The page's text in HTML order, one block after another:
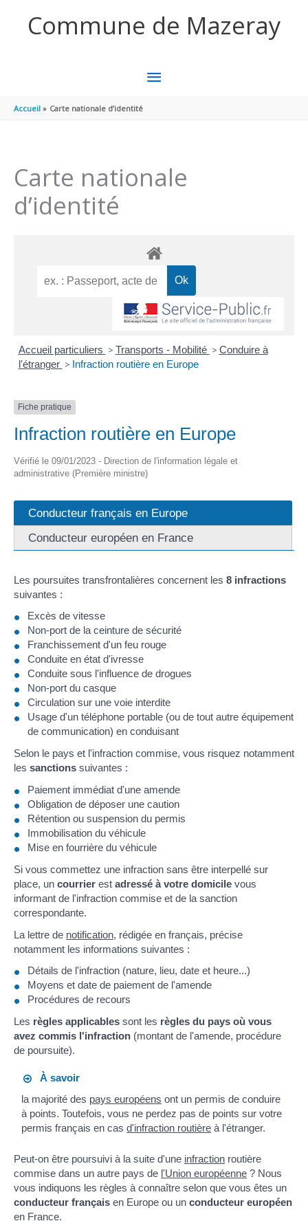
Commune de Mazeray
MENU
Accueil Carte nationale d’identité
Carte nationale
d’identité
Accueil particuliers > Transports - Mobilité > Conduire à
l'étranger > Infraction routière en Europe
Fiche pratique
Infraction routière en Europe
Vérifié le 09/01/2023 - Direction de l'information légale et
administrative (Première ministre)
Conducteur français en Europe
Conducteur européen en France
Les poursuites transfrontalières concernent les 8 infractions
suivantes :
Excès de vitesse
Non-port de la ceinture de sécurité
Franchissement d'un feu rouge
Conduite en état d'ivresse
Conduite sous l'influence de drogues
Non-port du casque
Circulation sur une voie interdite
Usage d'un téléphone portable (ou de tout autre équipement
de communication) en conduisant
Selon le pays et l'infraction commise, vous risquez notamment
les sanctions suivantes :
Paiement immédiat d'une amende
Obligation de déposer une caution
Rétention ou suspension du permis
Immobilisation du véhicule
Mise en fourrière du véhicule
Si vous commettez une infraction sans être interpellé sur
place, un courrier est adressé à votre domicile vous
informant de l'infraction commise et de la sanction
correspondante.
La lettre de notification, rédigée en français, précise
notamment les informations suivantes :
Détails de l'infraction (nature, lieu, date et heure...)
Moyens et date de paiement de l'amende
Procédures de recours
Les règles applicables sont les règles du pays où vous
avez commis l'infraction (montant de l'amende, procédure
de poursuite).
À savoir
la majorité des pays européens ont un permis de conduire
à points. Toutefois, vous ne perdez pas de points sur votre
permis français en casd'infraction routière à l'étranger.
Peut-on être poursuivi à la suite d'une infraction routière
commise dans un autre pays de l'Union européenne ? Nous
vous indiquons les règles à connaître selon que vous êtes un
conducteur français en Europe ou un conducteur européen
en France.